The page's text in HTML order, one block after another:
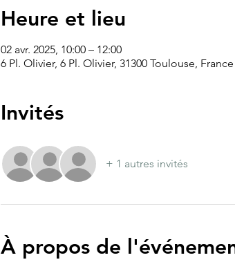
Heure et lieu
02 avr. 2025, 10:00 – 12:00
6 Pl. Olivier, 6 Pl. Olivier, 31300 Toulouse, France
Invités
+ 1 autres invités
À propos de